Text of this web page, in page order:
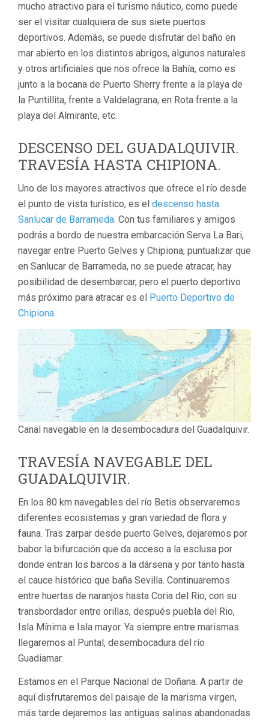
mucho atractivo para el turismo náutico, como puede
ser el visitar cualquiera de sus siete puertos
deportivos. Además, se puede disfrutar del baño en
mar abierto en los distintos abrigos, algunos naturales
y otros artificiales que nos ofrece la Bahía, como es
junto a la bocana de Puerto Sherry frente a la playa de
la Puntillita, frente a Valdelagrana, en Rota frente a la
playa del Almirante, etc.
DESCENSO DEL GUADALQUIVIR.
TRAVESÍA HASTA CHIPIONA.
Uno de los mayores atractivos que ofrece el río desde
el punto de vista turístico, es el descenso hasta
Sanlucar de Barrameda. Con tus familiares y amigos
podrás a bordo de nuestra embarcación Serva La Bari,
navegar entre Puerto Gelves y Chipiona, puntualizar que
en Sanlucar de Barrameda, no se puede atracar, hay
posibilidad de desembarcar, pero el puerto deportivo
más próximo para atracar es el Puerto Deportivo de
Chipiona.
Canal navegable en la desembocadura del Guadalquivir.
TRAVESÍA NAVEGABLE DEL
GUADALQUIVIR.
En los 80 km navegables del río Betis observaremos
diferentes ecosistemas y gran variedad de flora y
fauna. Tras zarpar desde puerto Gelves, dejaremos por
babor la bifurcación que da acceso a la esclusa por
donde entran los barcos a la dársena y por tanto hasta
el cauce histórico que baña Sevilla. Continuaremos
entre huertas de naranjos hasta Coria del Rio, con su
transbordador entre orillas, después puebla del Rio,
Isla Mínima e Isla mayor. Ya siempre entre marismas
llegaremos al Puntal, desembocadura del río
Guadiamar.
Estamos en el Parque Nacional de Doñana. A partir de
aquí disfrutaremos del paisaje de la marisma virgen,
más tarde dejaremos las antiguas salinas abandonadas